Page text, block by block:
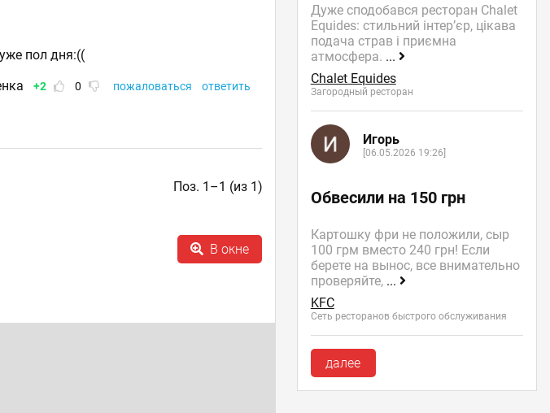
пол дня:((
+2 0 пожаловаться ответить
Поз. 1–1 (из 1)
В окне
Дуже сподобався ресторан Chalet
Equides: стильний інтер’єр, цікава
подача страв і приємна
атмосфера. ...
Chalet Equides
Загородный ресторан
Игорь
[06.05.2026 19:26]
Обвесили на 150 грн
Картошку фри не положили, сыр
100 грм вместо 240 грн! Если
берете на вынос, все внимательно
проверяйте, ...
KFC
Сеть ресторанов быстрого обслуживания
далее